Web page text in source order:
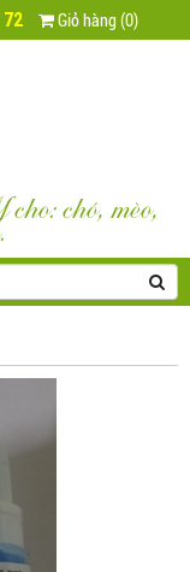
Giỏ hàng (0)
chó, mèo,